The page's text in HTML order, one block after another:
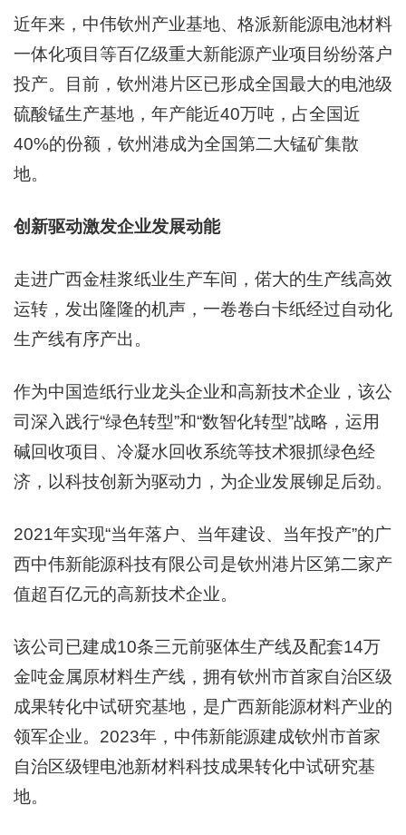
近年来，中伟钦州产业基地、格派新能源电池材料
一体化项目等百亿级重大新能源产业项目纷纷落户
投产。目前，钦州港片区已形成全国最大的电池级
硫酸锰生产基地，年产能近40万吨，占全国近
40%的份额，钦州港成为全国第二大锰矿集散
地。
创新驱动激发企业发展动能
走进广西金桂浆纸业生产车间，偌大的生产线高效
运转，发出隆隆的机声，一卷卷白卡纸经过自动化
生产线有序产出。
作为中国造纸行业龙头企业和高新技术企业，该公
司深入践行“绿色转型”和“数智化转型”战略，运用
碱回收项目、冷凝水回收系统等技术狠抓绿色经
济，以科技创新为驱动力，为企业发展铆足后劲。
2021年实现“当年落户、当年建设、当年投产”的广
西中伟新能源科技有限公司是钦州港片区第二家产
值超百亿元的高新技术企业。
该公司已建成10条三元前驱体生产线及配套14万
金吨金属原材料生产线，拥有钦州市首家自治区级
成果转化中试研究基地，是广西新能源材料产业的
领军企业。2023年，中伟新能源建成钦州市首家
自治区级锂电池新材料科技成果转化中试研究基
地。